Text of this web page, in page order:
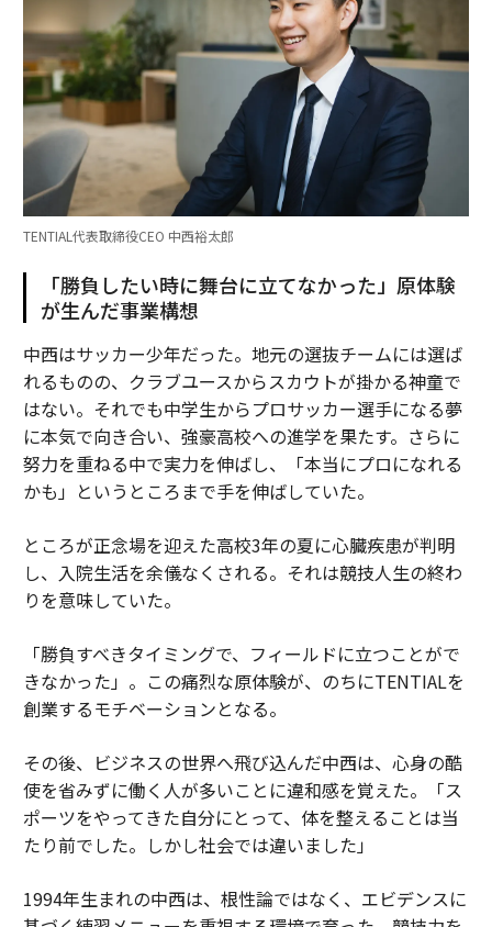
TENTIAL代表取締役CEO 中西裕太郎
「勝負したい時に舞台に立てなかった」原体験
が生んだ事業構想
中西はサッカー少年だった。地元の選抜チームには選ば
れるものの、クラブユースからスカウトが掛かる神童で
はない。それでも中学生からプロサッカー選手になる夢
に本気で向き合い、強豪高校への進学を果たす。さらに
努力を重ねる中で実力を伸ばし、「本当にプロになれる
かも」というところまで手を伸ばしていた。
ところが正念場を迎えた高校3年の夏に心臓疾患が判明
し、入院生活を余儀なくされる。それは競技人生の終わ
りを意味していた。
「勝負すべきタイミングで、フィールドに立つことがで
きなかった」。この痛烈な原体験が、のちにTENTIALを
創業するモチベーションとなる。
その後、ビジネスの世界へ飛び込んだ中西は、心身の酷
使を省みずに働く人が多いことに違和感を覚えた。「ス
ポーツをやってきた自分にとって、体を整えることは当
たり前でした。しかし社会では違いました」
1994年生まれの中西は、根性論ではなく、エビデンスに